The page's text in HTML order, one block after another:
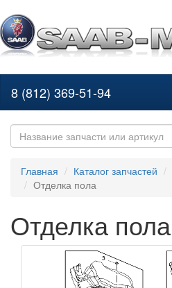
8 (812) 369-51-94
Главная Каталог запчастей
Отделка пола
Отделка пола